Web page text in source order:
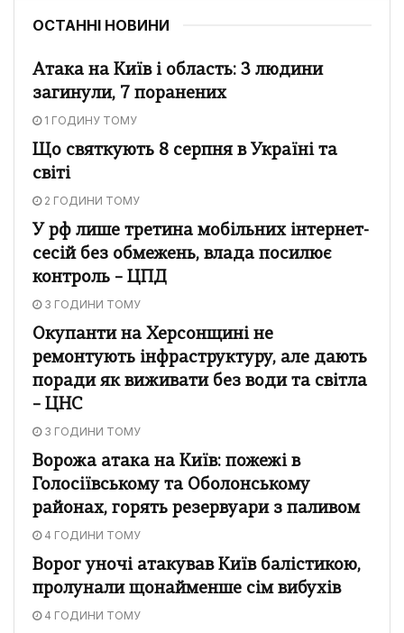
ОСТАННІ НОВИНИ
Атака на Київ і область: 3 людини
загинули, 7 поранених
1 ГОДИНУ ТОМУ
Що святкують 8 серпня в Україні та
світі
2 ГОДИНИ ТОМУ
У рф лише третина мобільних інтернет-
сесій без обмежень, влада посилює
контроль – ЦПД
3 ГОДИНИ ТОМУ
Окупанти на Херсонщині не
ремонтують інфраструктуру, але дають
поради як виживати без води та світла
– ЦНС
3 ГОДИНИ ТОМУ
Ворожа атака на Київ: пожежі в
Голосіївському та Оболонському
районах, горять резервуари з паливом
4 ГОДИНИ ТОМУ
Ворог уночі атакував Київ балістикою,
пролунали щонайменше сім вибухів
4 ГОДИНИ ТОМУ